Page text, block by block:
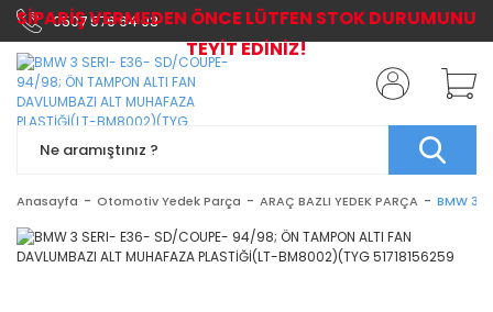
0507 576 64 03
Anasayfa Otomotiv Yedek Parça ARAÇ BAZLI YEDEK PARÇA BMW 3
SİPARİŞ VERMEDEN ÖNCE LÜTFEN STOK DURUMUNU
TEYİT EDİNİZ!